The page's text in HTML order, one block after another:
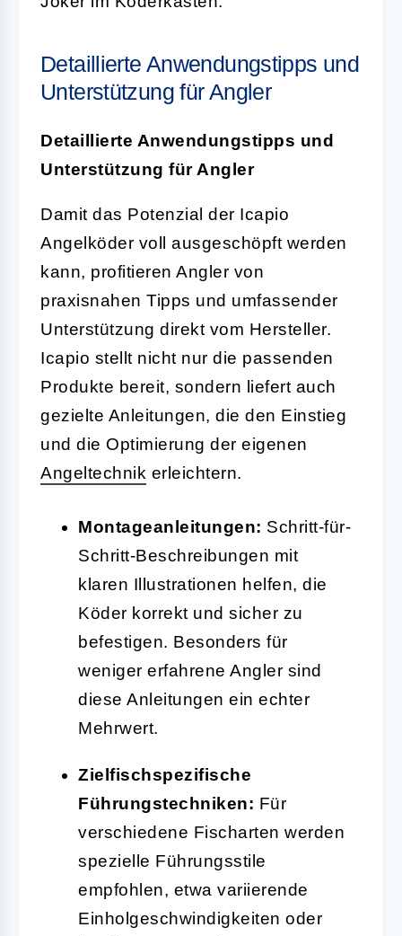
Detaillierte Anwendungstipps und
Unterstützung für Angler
Detaillierte Anwendungstipps und
Unterstützung für Angler
Damit das Potenzial der Icapio
Angelköder voll ausgeschöpft werden
kann, profitieren Angler von
praxisnahen Tipps und umfassender
Unterstützung direkt vom Hersteller.
Icapio stellt nicht nur die passenden
Produkte bereit, sondern liefert auch
gezielte Anleitungen, die den Einstieg
und die Optimierung der eigenen
Angeltechnik erleichtern.
Montageanleitungen: Schritt-für-
Schritt-Beschreibungen mit
klaren Illustrationen helfen, die
Köder korrekt und sicher zu
befestigen. Besonders für
weniger erfahrene Angler sind
diese Anleitungen ein echter
Mehrwert.
Zielfischspezifische
Führungstechniken: Für
verschiedene Fischarten werden
spezielle Führungsstile
empfohlen, etwa variierende
Einholgeschwindigkeiten oder